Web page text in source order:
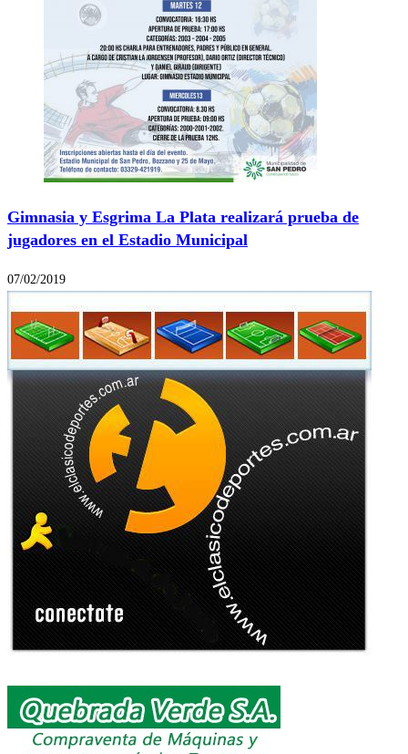
Gimnasia y Esgrima La Plata realizará prueba de
jugadores en el Estadio Municipal
07/02/2019